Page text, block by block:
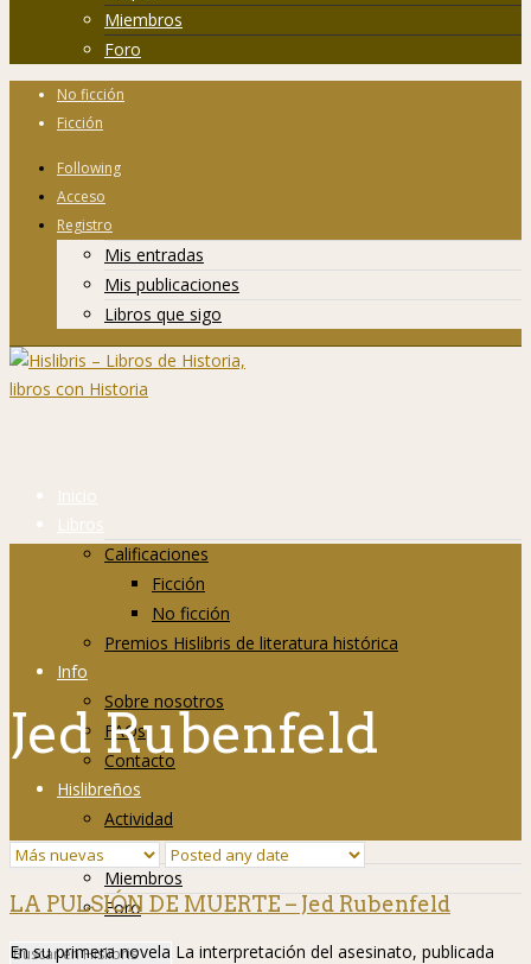
Miembros
Foro
No ficción
Ficción
Following
Acceso
Registro
Mis entradas
Mis publicaciones
Libros que sigo
Inicio
Libros
Calificaciones
Ficción
No ficción
Premios Hislibris de literatura histórica
Info
Sobre nosotros
FAQs
Contacto
Hislibreños
Actividad
Grupos
Miembros
Foro
Jed Rubenfeld
LA PULSIÓN DE MUERTE – Jed Rubenfeld
En su primera novela La interpretación del asesinato, publicada